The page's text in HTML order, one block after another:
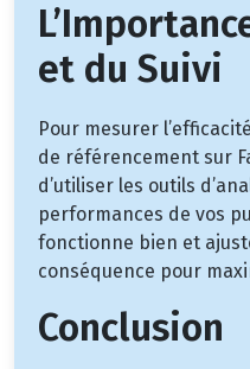
et du Suivi
Pour mesurer
de référencement sur
d’utiliser les outils
performances de vos
fonctionne bien et
conséquence pour
Conclusion